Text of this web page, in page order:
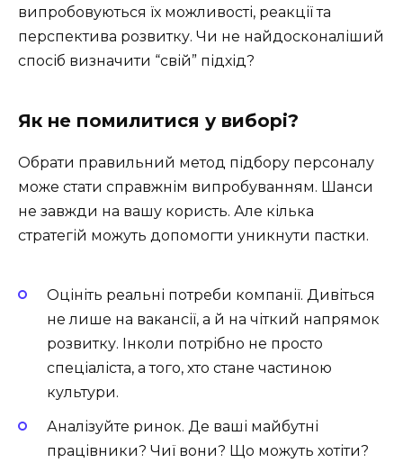
випробовуються їх можливості, реакції та
перспектива розвитку. Чи не найдосконаліший
спосіб визначити “свій” підхід?
Як не помилитися у виборі?
Обрати правильний метод підбору персоналу
може стати справжнім випробуванням. Шанси
не завжди на вашу користь. Але кілька
стратегій можуть допомогти уникнути пастки.
Оцініть реальні потреби компанії. Дивіться
не лише на вакансії, а й на чіткий напрямок
розвитку. Інколи потрібно не просто
спеціаліста, а того, хто стане частиною
культури.
Аналізуйте ринок. Де ваші майбутні
працівники? Чиї вони? Що можуть хотіти?